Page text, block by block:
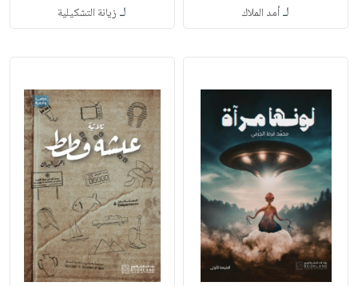
لـأمد الملاك لـ زيانة التشكيلية